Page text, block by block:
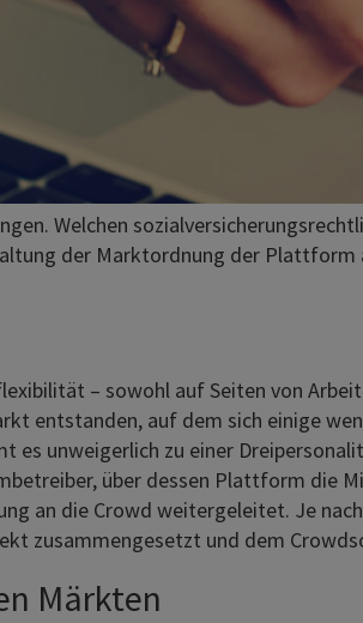
Welchen
der Marktordnung der
– sowohl auf Seiten von
entstanden, auf dem sich einige
unweigerlich zu einer
über dessen Plattform die
an die Crowd weitergeleitet. Je
zusammengesetzt und dem
Märkten